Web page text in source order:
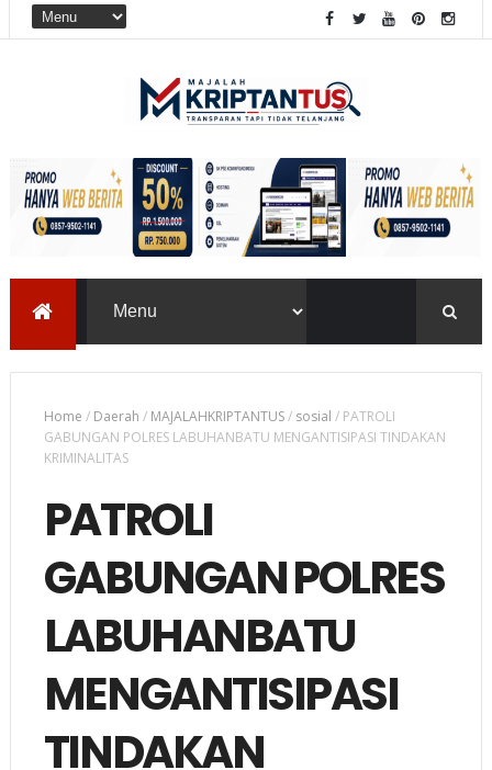
Home / Daerah / MAJALAHKRIPTANTUS/ sosial / PATROLI
GABUNGAN POLRES LABUHANBATU MENGANTISIPASI TINDAKAN
KRIMINALITAS
PATROLI
GABUNGAN POLRES
LABUHANBATU
MENGANTISIPASI
TINDAKAN